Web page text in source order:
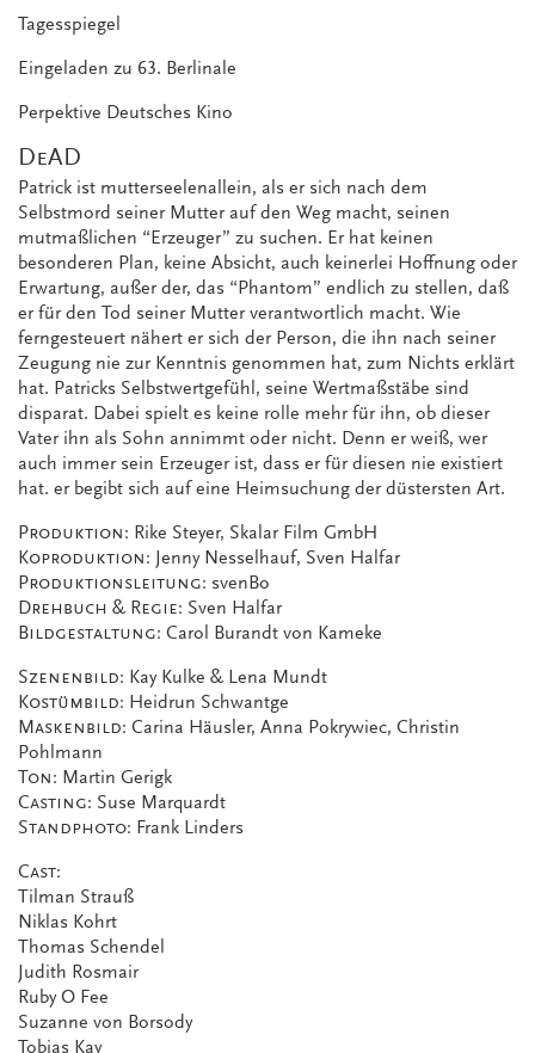
Tagesspiegel
Eingeladen zu 63. Berlinale
Perpektive Deutsches Kino
DeAD
Patrick ist mutterseelenallein, als er sich nach dem
Selbstmord seiner Mutter auf den Weg macht, seinen
mutmaßlichen “Erzeuger” zu suchen. Er hat keinen
besonderen Plan, keine Absicht, auch keinerlei Hoffnung oder
Erwartung, außer der, das “Phantom” endlich zu stellen, daß
er für den Tod seiner Mutter verantwortlich macht. Wie
ferngesteuert nähert er sich der Person, die ihn nach seiner
Zeugung nie zur Kenntnis genommen hat, zum Nichts erklärt
hat. Patricks Selbstwertgefühl, seine Wertmaßstäbe sind
disparat. Dabei spielt es keine rolle mehr für ihn, ob dieser
Vater ihn als Sohn annimmt oder nicht. Denn er weiß, wer
auch immer sein Erzeuger ist, dass er für diesen nie existiert
hat. er begibt sich auf eine Heimsuchung der düstersten Art.
Produktion: Rike Steyer, Skalar Film GmbH
Koproduktion: Jenny Nesselhauf, Sven Halfar
Produktionsleitung: svenBo
Drehbuch & Regie: Sven Halfar
Bildgestaltung: Carol Burandt von Kameke
Szenenbild: Kay Kulke & Lena Mundt
Kostümbild: Heidrun Schwantge
Maskenbild: Carina Häusler, Anna Pokrywiec, Christin
Pohlmann
Ton: Martin Gerigk
Casting: Suse Marquardt
Standphoto: Frank Linders
Cast:
Tilman Strauß
Niklas Kohrt
Thomas Schendel
Judith Rosmair
Ruby O Fee
Suzanne von Borsody
Tobias Kay